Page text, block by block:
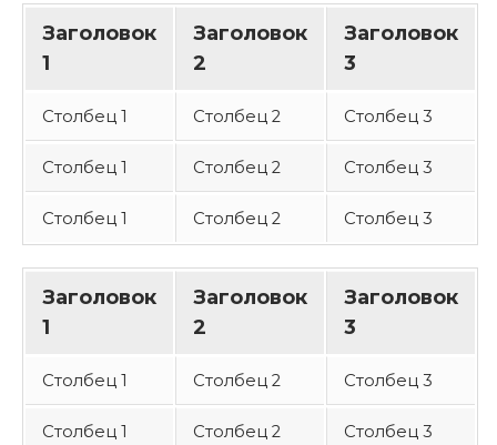
Заголовок
1
Заголовок
2
Заголовок
3
Столбец 1 Столбец 2 Столбец 3
Столбец 1 Столбец 2 Столбец 3
Столбец 1 Столбец 2 Столбец 3
Заголовок
1
Заголовок
2
Заголовок
3
Столбец 1 Столбец 2 Столбец 3
Столбец 1 Столбец 2 Столбец 3